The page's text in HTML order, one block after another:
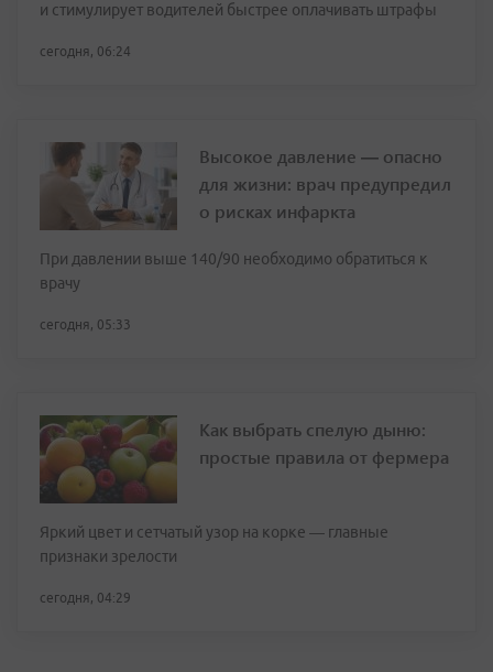
и стимулирует водителей быстрее оплачивать штрафы
сегодня, 06:24
Высокое давление — опасно
для жизни: врач предупредил
о рисках инфаркта
При давлении выше 140/90 необходимо обратиться к
врачу
сегодня, 05:33
Как выбрать спелую дыню:
простые правила от фермера
Яркий цвет и сетчатый узор на корке — главные
признаки зрелости
сегодня, 04:29